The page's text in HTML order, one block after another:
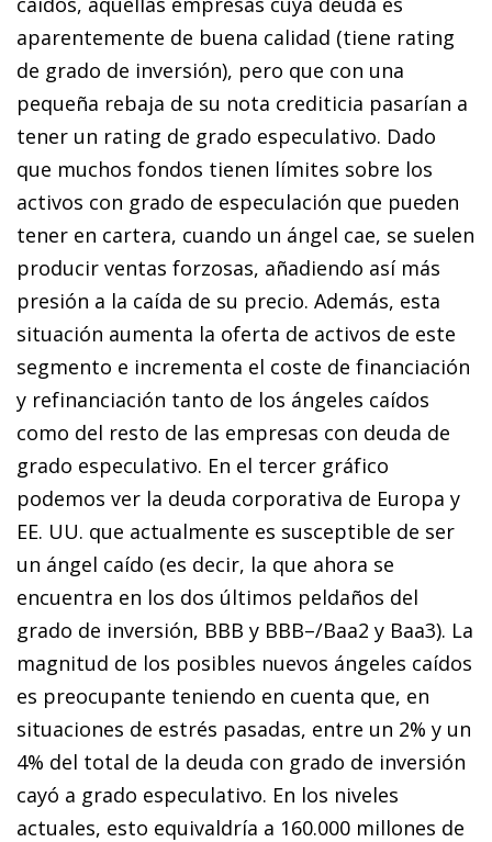
aparentemente de buena calidad (tiene rating
de grado de inversión), pero que con una
pequeña rebaja de su nota crediticia pasarían a
tener un rating de grado especulativo. Dado
que muchos fondos tienen límites sobre los
activos con grado de especulación que pueden
tener en cartera, cuando un ángel cae, se suelen
producir ventas forzosas, añadiendo así más
presión a la caída de su precio. Además, esta
situación aumenta la oferta de activos de este
segmento e incrementa el coste de financiación
y refinanciación tanto de los ángeles caídos
como del resto de las empresas con deuda de
grado especulativo. En el tercer gráfico
podemos ver la deuda corporativa de Europa y
EE. UU. que actualmente es susceptible de ser
un ángel caído (es decir, la que ahora se
encuentra en los dos últimos peldaños del
grado de inversión, BBB y BBB–/Baa2 y Baa3). La
magnitud de los posibles nuevos ángeles caídos
es preocupante te­­niendo en cuenta que, en
situaciones de estrés pasadas, en­­tre un 2% y un
4% del total de la deuda con grado de in­­­­versión
cayó a grado especulativo. En los niveles
actuales, esto equivaldría a 160.000 millones de